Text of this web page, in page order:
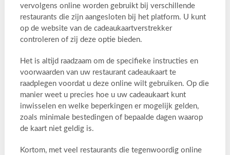
vervolgens online worden gebruikt bij verschillende
restaurants die zijn aangesloten bij het platform. U kunt
op de website van de cadeaukaartverstrekker
controleren of zij deze optie bieden.
Het is altijd raadzaam om de specifieke instructies en
voorwaarden van uw restaurant cadeaukaart te
raadplegen voordat u deze online wilt gebruiken. Op die
manier weet u precies hoe u uw cadeaukaart kunt
inwisselen en welke beperkingen er mogelijk gelden,
zoals minimale bestedingen of bepaalde dagen waarop
de kaart niet geldig is.
Kortom, met veel restaurants die tegenwoordig online